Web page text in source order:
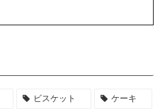
ビスケット ケーキ